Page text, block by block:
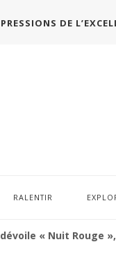
DE
RALENTIR
dévoile « Nuit Rouge